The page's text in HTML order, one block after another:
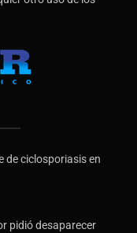
de ciclosporiasis en
pidió desaparecer